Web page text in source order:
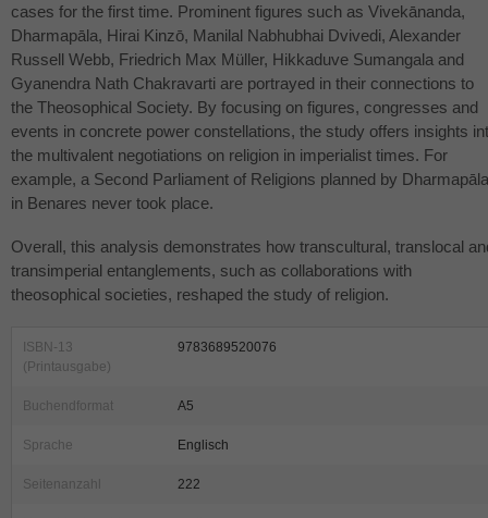
cases for the first time. Prominent figures such as Vivekānanda,
Dharmapāla, Hirai Kinzō, Manilal Nabhubhai Dvivedi, Alexander
Russell Webb, Friedrich Max Müller, Hikkaduve Sumangala and
Gyanendra Nath Chakravarti are portrayed in their connections to
the Theosophical Society. By focusing on figures, congresses and
events in concrete power constellations, the study offers insights
the multivalent negotiations on religion in imperialist times. For
example, a Second Parliament of Religions planned by Dharmapāla
in Benares never took place.
Overall, this analysis demonstrates how transcultural, translocal
transimperial entanglements, such as collaborations with
theosophical societies, reshaped the study of religion.
ISBN-13
(Printausgabe)
9783689520076
Buchendformat A5
Sprache Englisch
Seitenanzahl 222